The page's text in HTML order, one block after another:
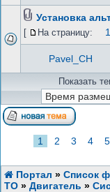
Установка
[ На страницу: 1
Pavel_CH
Показать
1 2 3 4 5
Портал » Список
ТО » Двигатель »